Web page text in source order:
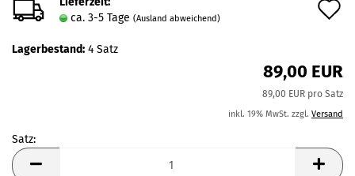
ca. 3-5 Tage (Ausland abweichend)
Lagerbestand: 4 Satz
89,00 EUR
89,00 EUR pro Satz
inkl. 19% MwSt. zzgl. Versand
Satz:
Satz